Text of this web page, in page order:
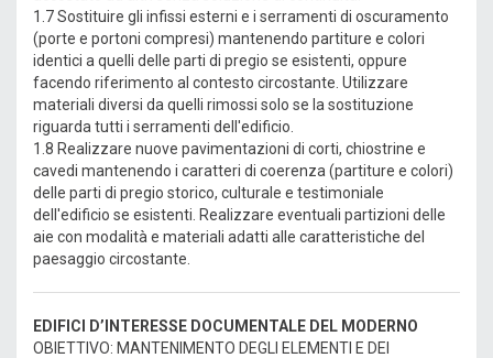
1.7 Sostituire gli infissi esterni e i serramenti di oscuramento
(porte e portoni compresi) mantenendo partiture e colori
identici a quelli delle parti di pregio se esistenti, oppure
facendo riferimento al contesto circostante. Utilizzare
materiali diversi da quelli rimossi solo se la sostituzione
riguarda tutti i serramenti dell'edificio.
1.8 Realizzare nuove pavimentazioni di corti, chiostrine e
cavedi mantenendo i caratteri di coerenza (partiture e colori)
delle parti di pregio storico, culturale e testimoniale
dell'edificio se esistenti. Realizzare eventuali partizioni delle
aie con modalità e materiali adatti alle caratteristiche del
paesaggio circostante.
EDIFICI D’INTERESSE DOCUMENTALE DEL MODERNO
OBIETTIVO: MANTENIMENTO DEGLI ELEMENTI E DEI